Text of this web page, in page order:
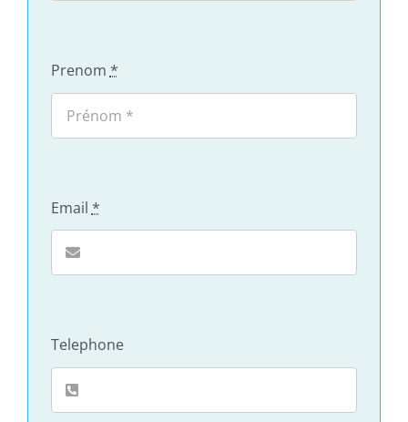
Prenom *
Email *
Telephone